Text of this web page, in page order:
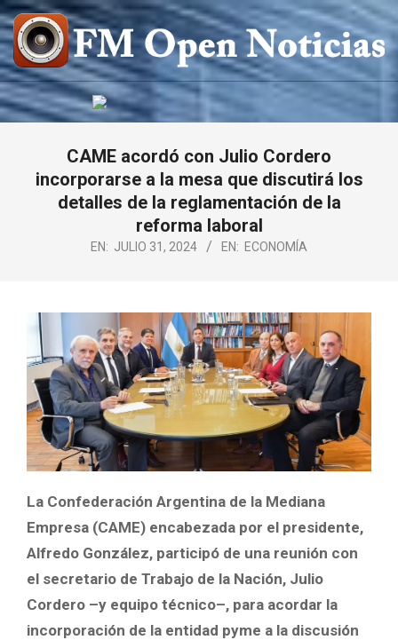
Saltar
al
contenido
FM
OPEN
NOTICIAS
CAME acordó con Julio Cordero
incorporarse a la mesa que discutirá los
detalles de la reglamentación de la
reforma laboral
EN: JULIO 31, 2024 EN: ECONOMÍA
La Confederación Argentina de la Mediana
Empresa (CAME) encabezada por el presidente,
Alfredo González, participó de una reunión con
el secretario de Trabajo de la Nación, Julio
Cordero –y equipo técnico–, para acordar la
incorporación de la entidad pyme a la discusión